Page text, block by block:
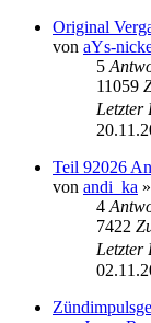
Original
von aYs-
5
11059
Letzter
Teil 92026
von andi_ka »
4
7422
Letzter